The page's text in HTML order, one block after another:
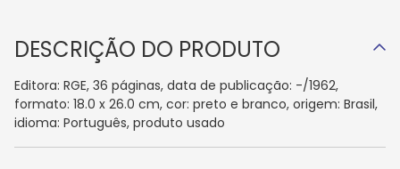
DESCRIÇÃO DO PRODUTO
Editora: RGE, 36 páginas, data de publicação: -/1962,
formato: 18.0 x 26.0 cm, cor: preto e branco, origem: Brasil,
idioma: Português, produto usado